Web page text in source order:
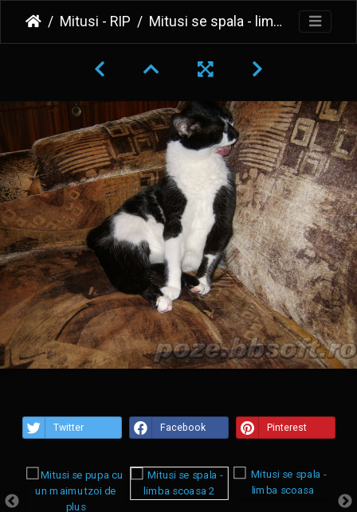
Mitusi - RIP Mitusi se spala - limba scoasa 2
Twitter Facebook Pinterest